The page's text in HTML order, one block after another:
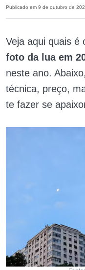
Publicado em 9 de outubro de
Veja aqui quais é
foto da lua em
neste ano.
técnica, preço,
te fazer se